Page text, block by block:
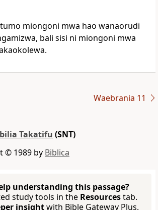
miongoni mwa hao wanaorudi
bali sisi ni miongoni mwa
Waebrania 11
Takatifu (SNT)
© 1989 by Biblica
understanding this passage?
study tools in the Resourcestab.
insightwith Bible Gateway Plus.